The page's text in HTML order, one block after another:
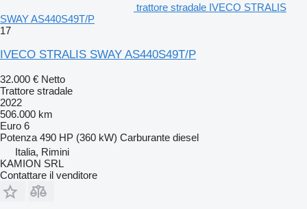
trattore stradale IVECO STRALIS
SWAY AS440S49T/P
17
IVECO STRALIS SWAY AS440S49T/P
32.000 € Netto
Trattore stradale
2022
506.000 km
Euro 6
Potenza 490 HP (360 kW) Carburante diesel
Italia, Rimini
KAMION SRL
Contattare il venditore